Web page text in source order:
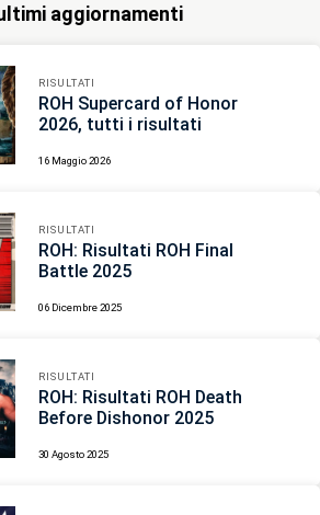
aggiornamenti
RISULTATI
ROH Supercard of Honor
2026, tutti i risultati
16 Maggio 2026
RISULTATI
ROH: Risultati ROH Final
Battle 2025
06 Dicembre 2025
RISULTATI
ROH: Risultati ROH Death
Before Dishonor 2025
30 Agosto 2025